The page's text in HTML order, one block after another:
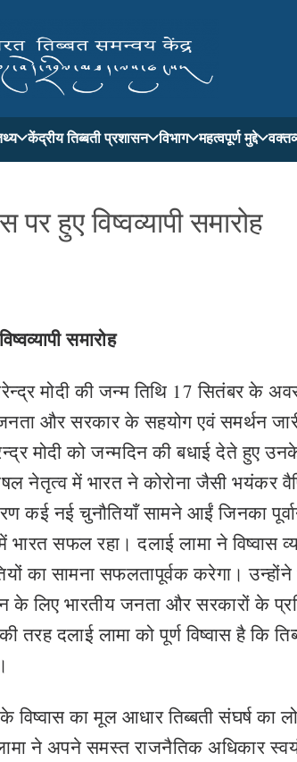
केंद्रीय तिब्बती प्रशासन विभाग महत्वपूर्ण मुद्दे
हुए विष्वव्यापी समारोह
समारोह
मोदी की जन्म तिथि 17 सितंबर के
और सरकार के सहयोग एवं समर्थन जारी
मोदी को जन्मदिन की बधाई देते हुए
नेतृत्व में भारत ने कोरोना जैसी भयंकर
कई नई चुनौतियाँ सामने आईं जिनका
भारत सफल रहा। दलाई लामा ने विष्वास
का सामना सफलतापूर्वक करेगा।
के लिए भारतीय जनता और सरकारों के
तरह दलाई लामा को पूर्ण विष्वास है कि
विष्वास का मूल आधार तिब्बती संघर्ष का
ने अपने समस्त राजनैतिक अधिकार स्वयं